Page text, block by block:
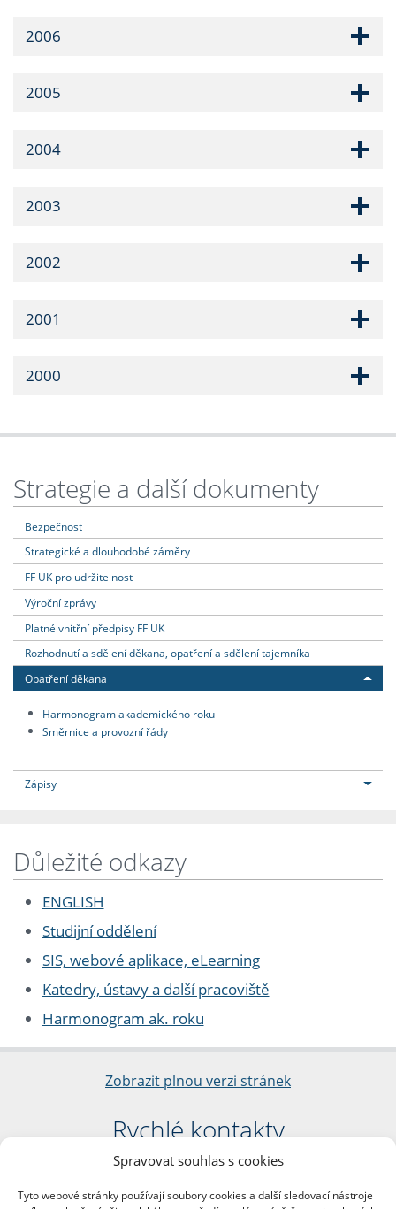
Spravovat souhlas s cookies
Tyto webové stránky používají soubory cookies a další sledovací nástroje
2006
2005
2004
2003
2002
2001
2000
Strategie a další dokumenty
Bezpečnost
Strategické a dlouhodobé záměry
FF UK pro udržitelnost
Výroční zprávy
Platné vnitřní předpisy FF UK
Rozhodnutí a sdělení děkana, opatření a sdělení tajemníka
Opatření děkana
Harmonogram akademického roku
Směrnice a provozní řády
Zápisy
Důležité odkazy
ENGLISH
Studijní oddělení
SIS, webové aplikace, eLearning
Katedry, ústavy a další pracoviště
Harmonogram ak. roku
Zobrazit plnou verzi stránek
Rychlé kontakty
Filozofická fakulta
nám. Jana Palacha 1/2